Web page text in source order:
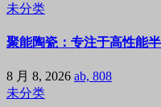
未分类
聚能陶瓷：专注于高性能
8 月 8, 2026 ab, 808
未分类